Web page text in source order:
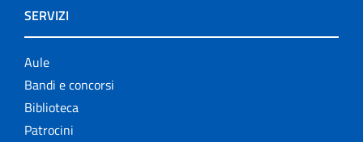
SERVIZI
Aule
Bandi e concorsi
Biblioteca
Patrocini